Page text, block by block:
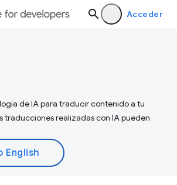
Acceder
de IA para traducir contenido a tu
traducciones realizadas con IA pueden